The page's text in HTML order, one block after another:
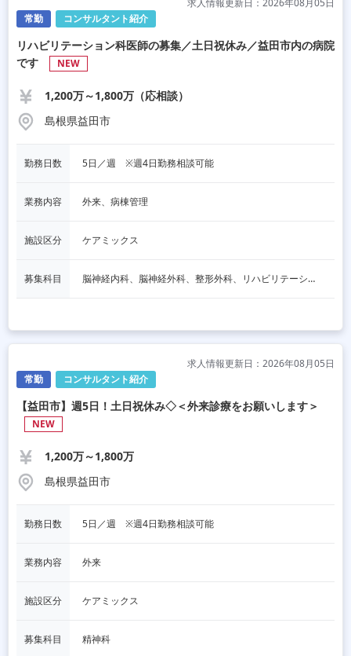
常勤 コンサルタント紹介
求人情報更新日：2026年08月05日
リハビリテーション科医師の募集／土日祝休み／益田市内の病院
です
NEW
1,200万～1,800万（応相談）
島根県益田市
勤務日数 5日／週　※週4日勤務相談可能
業務内容 外来、病棟管理
施設区分 ケアミックス
募集科目 脳神経内科、脳神経外科、整形外科、リハビリテーション科
常勤 コンサルタント紹介
求人情報更新日：2026年08月05日
【益田市】週5日！土日祝休み◇＜外来診療をお願いします＞
NEW
1,200万～1,800万
島根県益田市
勤務日数 5日／週　※週4日勤務相談可能
業務内容 外来
施設区分 ケアミックス
募集科目 精神科